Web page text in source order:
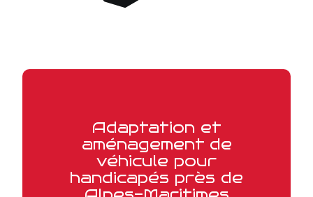
Adaptation et
aménagement de
véhicule pour
handicapés près de